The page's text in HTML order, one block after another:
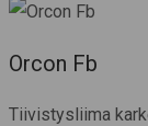
Orcon Fb
Tiivistysliima